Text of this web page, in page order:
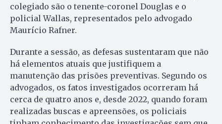
colegiado são o tenente-coronel Douglas e o
policial Wallas, representados pelo advogado
Maurício Rafner.
Durante a sessão, as defesas sustentaram que não
há elementos atuais que justifiquem a
manutenção das prisões preventivas. Segundo os
advogados, os fatos investigados ocorreram há
cerca de quatro anos e, desde 2022, quando foram
realizadas buscas e apreensões, os policiais